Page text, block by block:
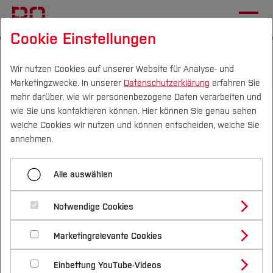
Campus Personen DE|EN Quicklinks
Studium
Studienangebote
Bachelorstudiengänge
Masterstudiengänge
Vor dem Studium
Bewerben & Einschreiben
Bewerbungsportal
Im Studium
Studienbüros und Prüfungen
Nach dem Studium
Forschung & Transfer
Profil
Forschungs- und Transferprofil
Schwerpunkte (FuT)
Beratung & Förderung
Nachhaltigkeit
Nachhaltigkeit studieren
International
Hochschulbibliothek
Aktuelles Meldungen
E-Journals der Wiley
Verlagsgruppe
16.08.2019
Dank dem erfolgreichen Vertragsabschluss durch
DEAL mit der Wiley Verlagsgruppe bietet die
Cookie Einstellungen
Wir nutzen Cookies auf unserer Website für Analyse- und
Marketingzwecke. In unserer Datenschutzerklärung erfahren Sie
mehr darüber, wie wir personenbezogene Daten verarbeiten und
wie Sie uns kontaktieren können. Hier können Sie genau sehen
welche Cookies wir nutzen und können entscheiden, welche Sie
annehmen.
Alle auswählen
Notwendige Cookies
Marketingrelevante Cookies
Einbettung YouTube-Videos